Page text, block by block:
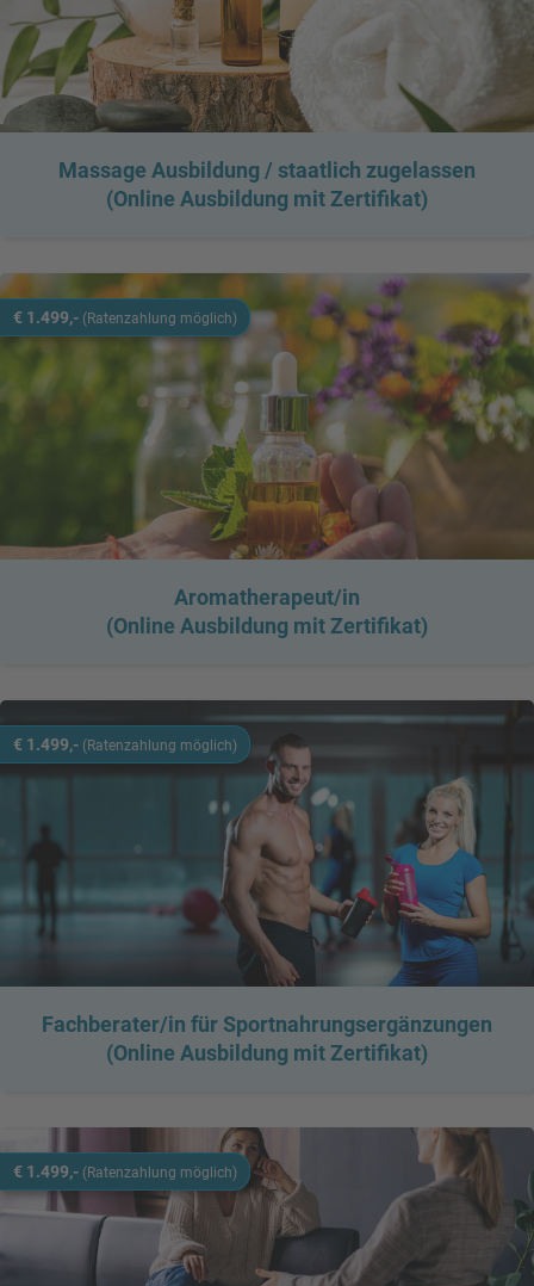
Massage Ausbildung / staatlich zugelassen
(Online Ausbildung mit Zertifikat)
€ 1.499,- (Ratenzahlung möglich)
Aromatherapeut/in
(Online Ausbildung mit Zertifikat)
€ 1.499,- (Ratenzahlung möglich)
Fachberater/in für Sportnahrungsergänzungen
(Online Ausbildung mit Zertifikat)
€ 1.499,- (Ratenzahlung möglich)